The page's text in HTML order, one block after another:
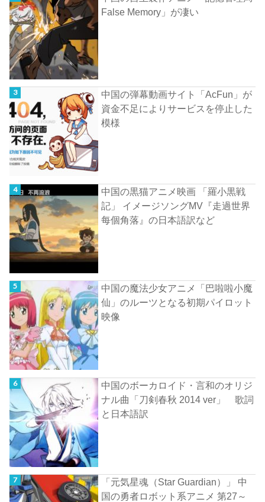
False Memory」が凄い
中国の弾幕動画サイト「AcFun」が
資金不足によりサービスを停止した
模様
中国の黒猫アニメ映画 「羅小黒戦
記」 イメージソングMV『走過世界
每個角落』の日本語訳など
中国の魔法少女アニメ「巴啦啦小魔
仙」のルーツとなる初期パイロット
映像
中国のボーカロイド・言和のオリジ
ナル曲「刀剣春秋 2014 ver」 歌詞
と日本語訳
「元気星魂（Star Guardian）」 中
国の勇者ロボット系アニメ 第27～